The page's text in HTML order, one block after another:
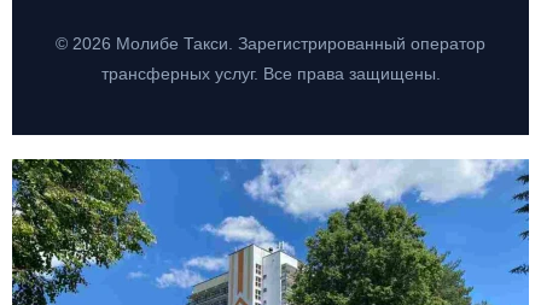
© 2026 Молибе Такси. Зарегистрированный оператор
трансферных услуг. Все права защищены.